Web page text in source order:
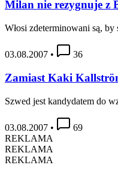
Milan nie rezygnuje z
Włosi zdeterminowani są,
03.08.2007 • 36
Zamiast Kaki
Szwed jest kandydatem do
03.08.2007 •
69
REKLAMA
REKLAMA
REKLAMA